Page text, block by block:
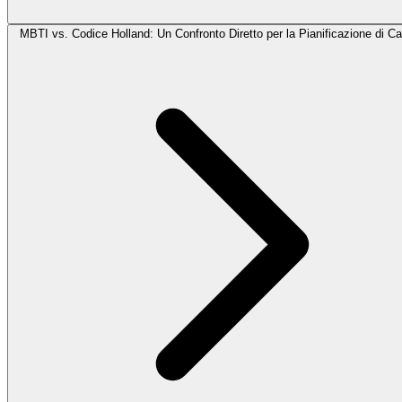
MBTI vs. Codice Holland: Un Confronto Diretto per la Pianificazione di